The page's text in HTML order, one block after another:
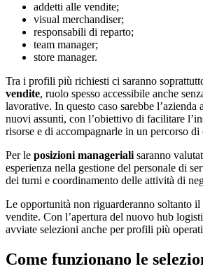
addetti alle vendite;
visual merchandiser;
responsabili di reparto;
team manager;
store manager.
Tra i profili più richiesti ci saranno
vendite, ruolo spesso accessibile anche
lavorative. In questo caso sarebbe l’azienda
nuovi assunti, con l’obiettivo di facilitare
risorse e di accompagnarle in un percorso di
Per le posizioni manageriali saranno
esperienza nella gestione del personale di
dei turni e coordinamento delle attività di
Le opportunità non riguarderanno soltanto il
vendite. Con l’apertura del nuovo hub
avviate selezioni anche per profili più
Come funzionano le